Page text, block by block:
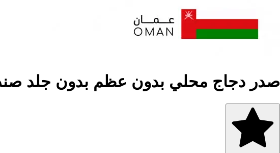
صدر دجاج محلي بدون عظم بدون جلد صندوق